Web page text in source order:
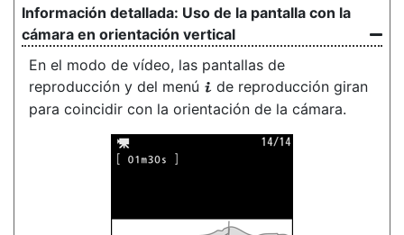
Uso de la pantalla con la
cámara en orientación vertical
En el modo de vídeo, las pantallas de
reproducción y del menú i de reproducción giran
para coincidir con la orientación de la cámara.